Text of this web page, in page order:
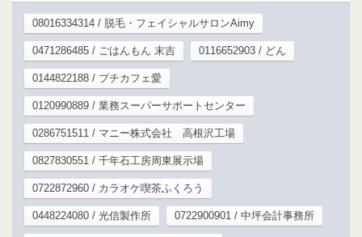
08016334314 / 脱毛・フェイシャルサロンAimy
0471286485 / ごはんもん 末吉 0116652903 / どん
0144822188 / プチカフェ愛
0120990889 / 業務スーパーサポートセンター
0286751511 / マニー株式会社 高根沢工場
0827830551 / 千年石工房周東展示場
0722872960 / カラオケ喫茶ふくろう
0448224080 / 光信製作所 0722900901 / 中坪会計事務所